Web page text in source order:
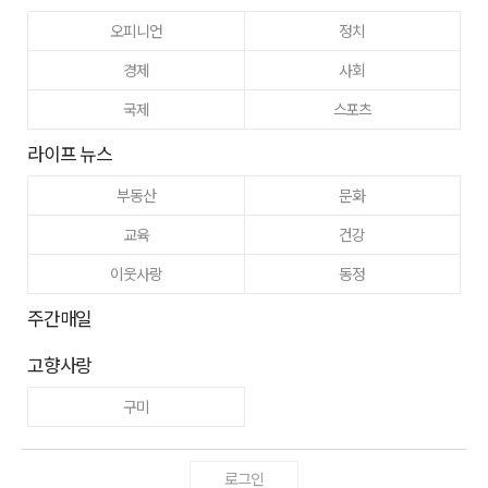
오피니언
정치
경제
사회
국제
스포츠
라이프 뉴스
부동산
문화
교육
건강
이웃사랑
동정
주간매일
고향사랑
구미
로그인